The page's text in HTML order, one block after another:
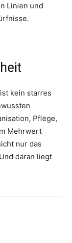
Linien und
kein starres
Pflege,
Mehrwert
nur das
daran liegt